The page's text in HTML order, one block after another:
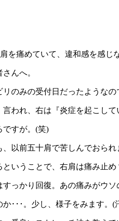
を痛めていて、違和感を感
んへ。
のみの受付日だったような
われ、右は『炎症を起こして
ですが。(笑)
以前五十肩で苦しんでおら
いうことで、右肩は痛み止
っかり回復。あの痛みがウソ
･･･。少し、様子をみます。(